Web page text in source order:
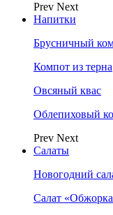
Prev Next
Напитки
Брусничный
Компот из терна
Овсяный квас
Облепиховый
Prev Next
Салаты
Новогодний
Салат